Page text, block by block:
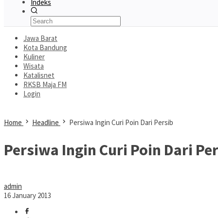
Indeks
Jawa Barat
Kota Bandung
Kuliner
Wisata
Katalisnet
RKSB Maja FM
Login
Home Headline Persiwa Ingin Curi Poin Dari Persib
Persiwa Ingin Curi Poin Dari
admin
16 January 2013